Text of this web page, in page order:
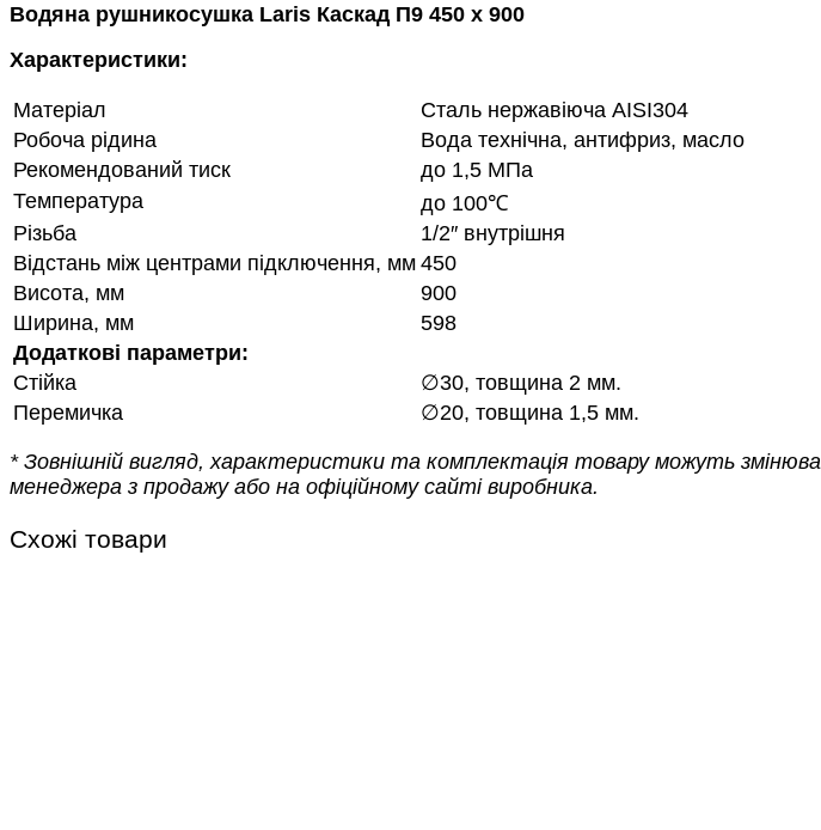
Водяна рушникосушка Laris Каскад П9 450 х 900
Характеристики:
Матеріал
Сталь нержавіюча AISI304
Робоча рідина
Вода технічна, антифриз, масло
Рекомендований тиск
до 1,5 МПа
Температура
до 100℃
Різьба
1/2″ внутрішня
Відстань між центрами підключення, мм 450
Висота, мм
900
Ширина, мм
598
Додаткові параметри:
Стійка
∅30, товщина 2 мм.
Перемичка
∅20, товщина 1,5 мм.
* Зовнішній вигляд, характеристики та комплектація товару можуть
менеджера з продажу або на офіційному сайті виробника.
Схожі товари